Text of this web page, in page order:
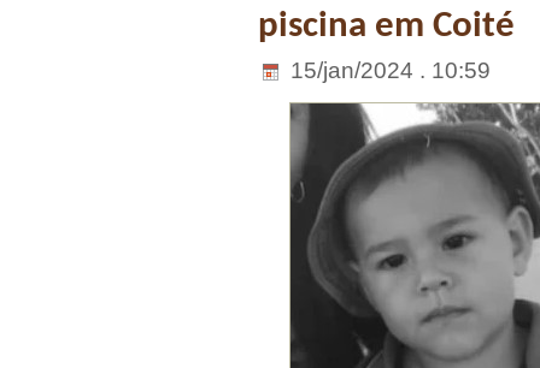
piscina em Coité
15/jan/2024 . 10:59